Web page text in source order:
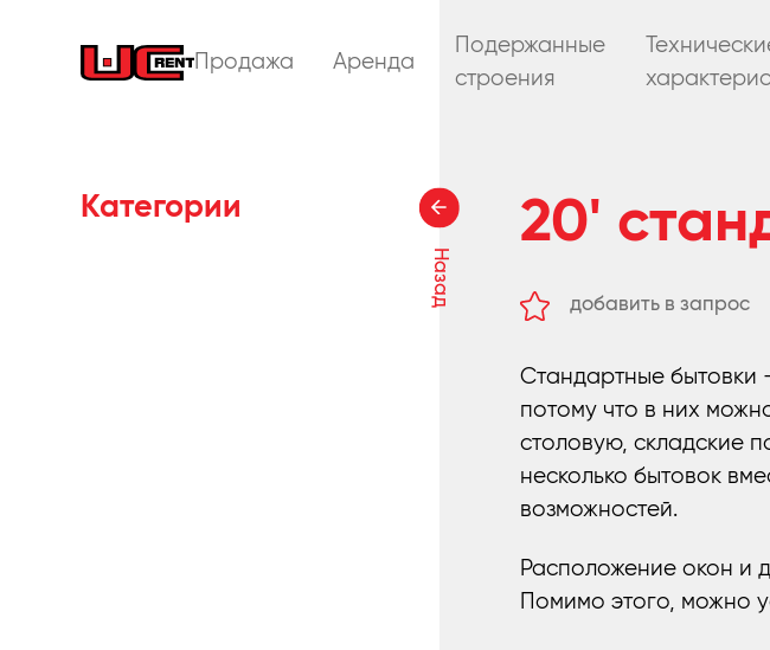
Продажа Аренда
Подержанные
строения
Назад
Категории 20'
добавить в запрос
Стандартные бытовки
потому что в них
столовую, складские
несколько бытовок
возможностей.
Расположение окон и
Помимо этого, можно